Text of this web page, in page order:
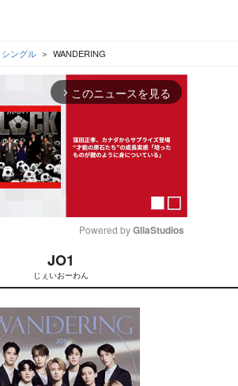
シングル WANDERING
arrow_forward_ios このニュースを見る
t
e
Powered by GliaStudios
JO1
じぇいおーわん